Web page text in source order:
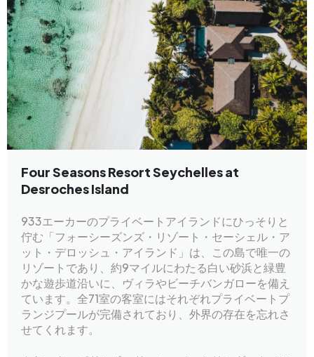
Four Seasons Resort Seychelles at
Desroches Island
933エーカーのプライベートアイランドにひっそりと
佇む「フォーシーズンズ・リゾート・セーシェル・ア
ット・デロッシュ・アイランド」は、この島で唯一の
リゾートであり、約9マイルにわたる白い砂浜と緑豊
かな遊歩道沿いに、ヴィラやビーチバンガローを備え
ています。全71室の客室にはそれぞれプライベートプ
ランジプールが完備されており、外界の存在を忘れさ
せてくれます。